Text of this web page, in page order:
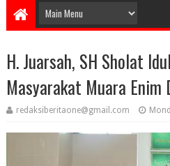
H. Juarsah, SH Sholat
Masyarakat Muara Enim
redaksiberitaone@gmail.com